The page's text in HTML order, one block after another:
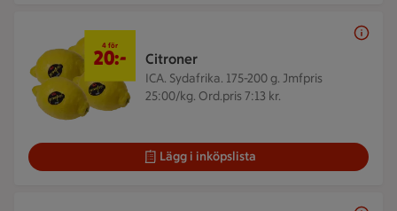
Citroner
ICA. Sydafrika. 175-200 g. Jmfpris
25:00/kg. Ord.pris 7:13 kr.
4 för 20 kr
4 för
20:-
Lägg i inköpslista